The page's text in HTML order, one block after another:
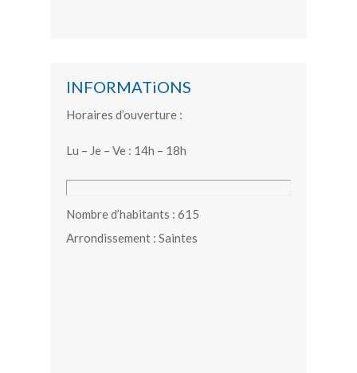
INFORMATiONS
Horaires d’ouverture :
Lu – Je – Ve : 14h – 18h
Nombre d’habitants : 615
Arrondissement : Saintes